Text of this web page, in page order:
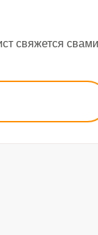
свяжется свами